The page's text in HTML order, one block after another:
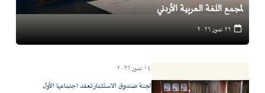
لمجمع اللغة العربية الأردني
٢٩ تموز ٢٠٢٦
١٤ تموز ٢٠٢٦
لجنة صندوق الاستثمار تعقد اجتماعها الأول